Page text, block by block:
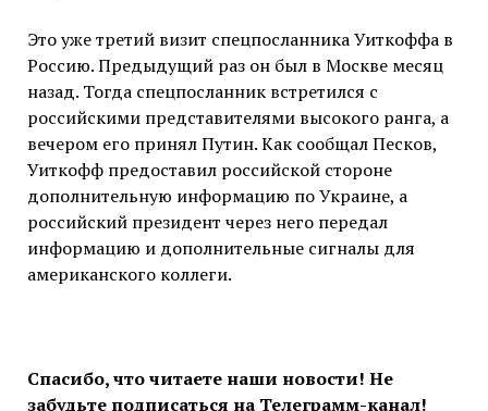
Это уже третий визит спецпосланника Уиткоффа в
Россию. Предыдущий раз он был в Москве месяц
назад. Тогда спецпосланник встретился с
российскими представителями высокого ранга, а
вечером его принял Путин. Как сообщал Песков,
Уиткофф предоставил российской стороне
дополнительную информацию по Украине, а
российский президент через него передал
информацию и дополнительные сигналы для
американского коллеги.
Спасибо, что читаете наши новости! Не
забудьте подписаться на Телеграмм-канал!